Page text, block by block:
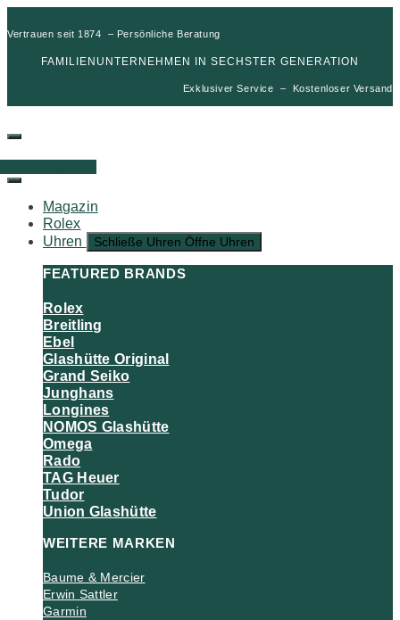
Vertrauen seit 1874 – Persönliche Beratung
FAMILIENUNTERNEHMEN IN SECHSTER GENERATION
Exklusiver Service – Kostenloser Versand
Magazin
Rolex
Uhren
Schließe Uhren Öffne Uhren
FEATURED BRANDS
Rolex
Breitling
Ebel
Glashütte Original
Grand Seiko
Junghans
Longines
NOMOS Glashütte
Omega
Rado
TAG Heuer
Tudor
Union Glashütte
WEITERE MARKEN
Baume & Mercier
Erwin Sattler
Garmin